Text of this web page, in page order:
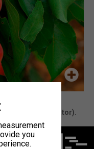
(its pollinator).
you